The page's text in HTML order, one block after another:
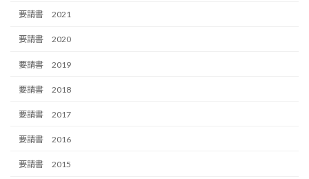
要請書 2021
要請書 2020
要請書 2019
要請書 2018
要請書 2017
要請書 2016
要請書 2015